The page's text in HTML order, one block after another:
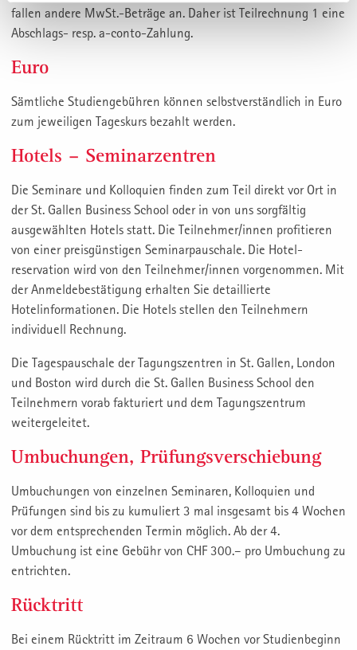
fallen andere MwSt.-Beträge an. Daher ist Teilrechnung 1 eine
Abschlags- resp. a-conto-Zahlung.
Euro
Sämtliche Studiengebühren können selbst­verständ­lich in Euro
zum jeweiligen Tageskurs bezahlt werden.
Hotels – Seminarzentren
Die Seminare und Kolloquien finden zum Teil direkt vor Ort in
der St. Gallen Business School oder in von uns sorgfältig
ausgewählten Hotels statt. Die Teilnehmer/innen profitieren
von einer preisgünstigen Seminarpauschale. Die Hotel­
reservation wird von den Teilnehmer/innen vorge­nommen. Mit
der Anmeldebestätigung erhalten Sie detaillierte
Hotelinformationen. Die Hotels stellen den Teilnehmern
individuell Rechnung.
Die Tagespauschale der Tagungszentren in St. Gallen, London
und Boston wird durch die St. Gallen Business School den
Teilnehmern vorab fakturiert und dem Tagungszentrum
weitergeleitet.
Umbuchungen, Prüfungsverschiebung
Umbuchungen von einzelnen Seminaren, Kolloquien und
Prüfungen sind bis zu kumuliert 3 mal insgesamt bis 4 Wochen
vor dem entsprechenden Termin möglich. Ab der 4.
Umbuchung ist eine Gebühr von CHF 300.– pro Umbuchung zu
entrichten.
Rücktritt
Bei einem Rücktritt im Zeitraum 6 Wochen vor Studienbeginn